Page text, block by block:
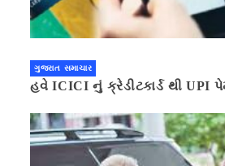
ગુજરાત સમાચાર
હવે ICICI નું ક્રેડીટકાર્ડ થી UPI